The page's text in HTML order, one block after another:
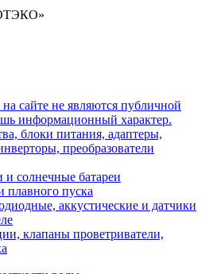
сайте не являются публичной
информационный характер.
блоки питания, адаптеры,
преобразователи
солнечные батареи
плавного пуска
аккустические и датчики
клапаны проветриватели,